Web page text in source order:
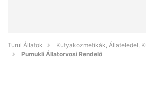
Turul Állatok
Kutyakozmetikák, Állateledel,
Pumukli Állatorvosi Rendelő